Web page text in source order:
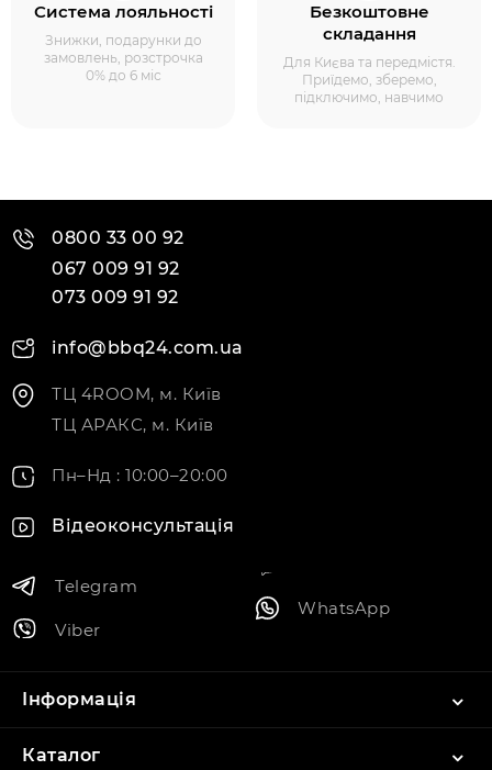
Система лояльності
Знижки, подарунки до
замовлень, розстрочка
0% до 6 міс
Безкоштовне
складання
Для Києва та передмістя.
Приїдемо, зберемо,
підключимо, навчимо
0800 33 00 92
067 009 91 92
073 009 91 92
info@bbq24.com.ua
ТЦ 4ROOM, м. Київ
ТЦ АРАКС, м. Київ
Пн–Нд : 10:00–20:00
Відеоконсультація
Telegram
Viber
WhatsApp
Інформація
Каталог